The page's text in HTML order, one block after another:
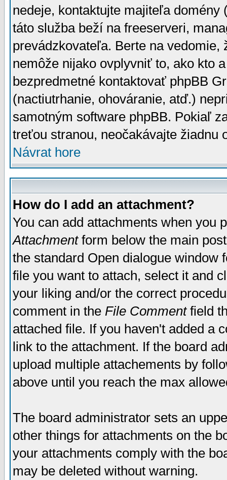
nedeje, kontaktujte majiteľa
táto služba beží na freeserveri,
prevádzkovateľa. Berte na vedomie,
nemôže nijako ovplyvniť to, ako kto
bezpredmetné kontaktovať phpBB
(nactiutrhanie, ohováranie, atď.)
samotným software phpBB. Pokiaľ
treťou stranou, neočakávajte žiadnu
Návrat hore
How do I add an attachment?
You can add attachments when you
Attachmentform below the main
the standard Open dialogue window
file you want to attach, select it and
your liking and/or the correct
comment in the File Commentfield
attached file. If you haven't added a
link to the attachment. If the board
upload multiple attachements by
above until you reach the max
The board administrator sets an
other things for attachments on the
your attachments comply with the
may be deleted without warning.